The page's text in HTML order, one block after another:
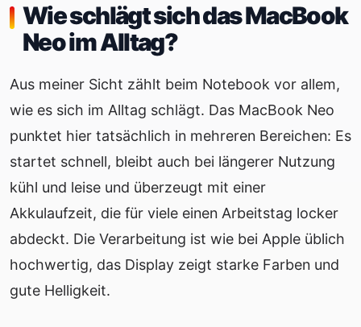
Wie schlägt sich das MacBook
Neo im Alltag?
Aus meiner Sicht zählt beim Notebook vor allem,
wie es sich im Alltag schlägt. Das MacBook Neo
punktet hier tatsächlich in mehreren Bereichen: Es
startet schnell, bleibt auch bei längerer Nutzung
kühl und leise und überzeugt mit einer
Akkulaufzeit, die für viele einen Arbeitstag locker
abdeckt. Die Verarbeitung ist wie bei Apple üblich
hochwertig, das Display zeigt starke Farben und
gute Helligkeit.